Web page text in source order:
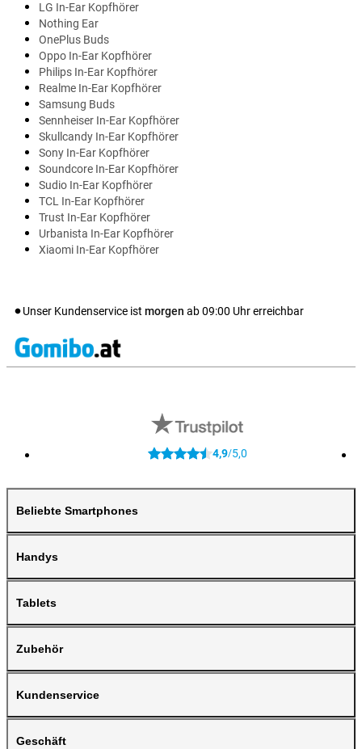
LG In-Ear Kopfhörer
Nothing Ear
OnePlus Buds
Oppo In-Ear Kopfhörer
Philips In-Ear Kopfhörer
Realme In-Ear Kopfhörer
Samsung Buds
Sennheiser In-Ear Kopfhörer
Skullcandy In-Ear Kopfhörer
Sony In-Ear Kopfhörer
Soundcore In-Ear Kopfhörer
Sudio In-Ear Kopfhörer
TCL In-Ear Kopfhörer
Trust In-Ear Kopfhörer
Urbanista In-Ear Kopfhörer
Xiaomi In-Ear Kopfhörer
Unser Kundenservice ist morgen ab09:00 Uhr erreichbar
4,9/5,0
Beliebte Smartphones
Handys
Tablets
Zubehör
Kundenservice
Geschäft